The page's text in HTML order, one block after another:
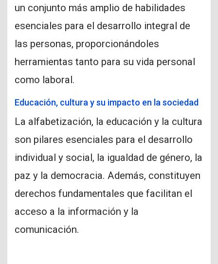
un conjunto más amplio de habilidades
esenciales para el desarrollo integral de
las personas, proporcionándoles
herramientas tanto para su vida personal
como laboral.
Educación, cultura y su impacto en la sociedad
La alfabetización, la educación y la cultura
son pilares esenciales para el desarrollo
individual y social, la igualdad de género, la
paz y la democracia. Además, constituyen
derechos fundamentales que facilitan el
acceso a la información y la
comunicación.